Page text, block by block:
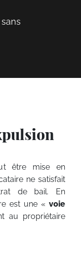
être mise en
ne satisfait
de bail. En
est une « voie
au propriétaire